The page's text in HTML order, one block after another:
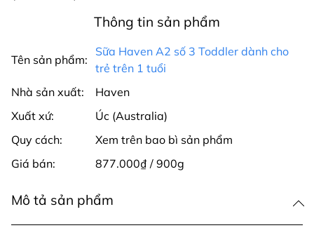
Thông tin sản phẩm
Tên sản phẩm:
Sữa Haven A2 số 3 Toddler dành cho
trẻ trên 1 tuổi
Nhà sản xuất:
Haven
Xuất xứ:
Úc (Australia)
Quy cách:
Xem trên bao bì sản phẩm
Giá bán:
877.000₫ / 900g
Mô tả sản phẩm